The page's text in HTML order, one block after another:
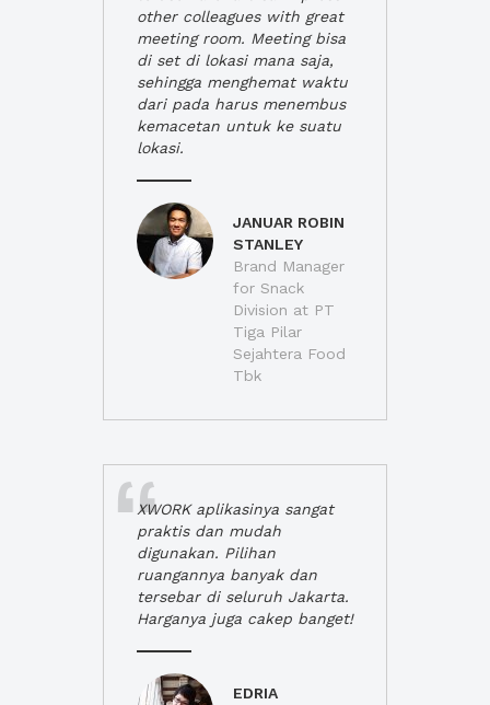
other colleagues with great
meeting room. Meeting bisa
di set di lokasi mana saja,
sehingga menghemat waktu
dari pada harus menembus
kemacetan untuk ke suatu
lokasi.
JANUAR ROBIN
STANLEY
Brand Manager
for Snack
Division at PT
Tiga Pilar
Sejahtera Food
Tbk
XWORK aplikasinya sangat
praktis dan mudah
digunakan. Pilihan
ruangannya banyak dan
tersebar di seluruh Jakarta.
Harganya juga cakep banget!
EDRIA